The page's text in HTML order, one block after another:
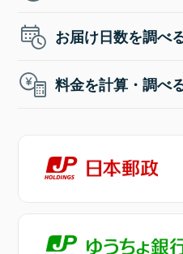
お届け日数を調べ
料金を計算・調べ